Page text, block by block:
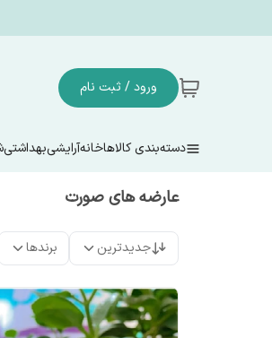
ورود / ثبت نام
دسته‌بندی کالاهاخانهآرایشیبهداشتی
عارضه های صورت
جدیدترین برندها